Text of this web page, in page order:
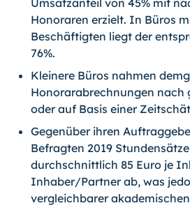
Honoraren erzielt. In Büros
Beschäftigten liegt der
76%.
Kleinere Büros nahmen
Honorarabrechnungen nach
oder auf Basis einer
Gegenüber ihren
Befragten 2019
durchschnittlich 85 Euro je
Inhaber/Partner ab, was
vergleichbarer